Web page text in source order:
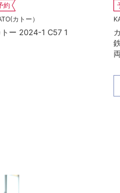
予約
KATO(カトー）
カトー 10-2237 京王帝都電